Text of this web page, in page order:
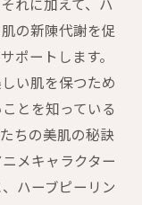
れに加えて、ハ
の新陳代謝を促
ポートします。
い肌を保つため
とを知っている
ちの美肌の秘訣
メキャラクター
ハーブピーリン